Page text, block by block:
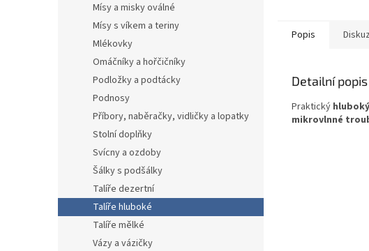
Mísy a misky oválné
Mísy s víkem a teriny
Mlékovky
Omáčníky a hořčičníky
Podložky a podtácky
Podnosy
Příbory, naběračky, vidličky a lopatky
Stolní doplňky
Svícny a ozdoby
Šálky s podšálky
Talíře dezertní
Talíře hluboké
Talíře mělké
Vázy a vázičky
Popis
Detailní
Praktický
mikrovlnné